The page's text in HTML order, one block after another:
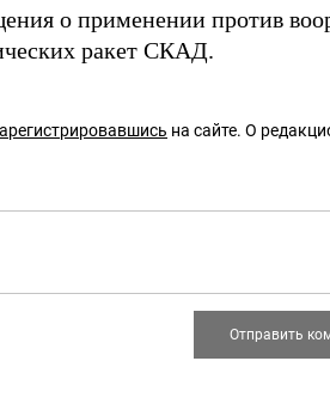
о применении против
ракет СКАД.
на сайте. О